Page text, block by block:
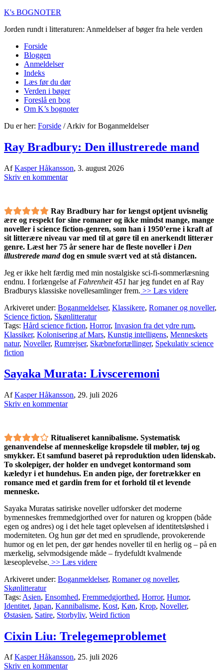
K's BOGNOTER
Jorden rundt i litteraturen: Anmeldelser af bøger fra hele verden
Forside
Bloggen
Anmeldelser
Indeks
Læs før du dør
Verden i bøger
Foreslå en bog
Om K’s bognoter
Du er her: Forside /Arkiv for Boganmeldelser
Ray Bradbury: Den illustrerede mand
AfKasper Håkansson, 3. august 2026
Skriv en kommentar
Ray Bradbury har for længst optjent uvisnelig
ære og respekt for sine romaner og ikke mindst mange, mange
noveller i science fiction-genren, som han i 1950’erne i kraft af
sit litterære niveau var med til at gøre til en anerkendt litterær
genre. Læst her 75 år senere har de fleste noveller i Den
illustrerede manddog en smule svært ved at stå distancen.
Jeg er ikke helt færdig med min nostalgiske sci-fi-sommerlæsning
endnu. I forlængelse af Fahrenheit 451 har jeg fundet en af Ray
Bradburys klassiske novellesamlinger frem. >> Læs videre
Arkiveret under: Boganmeldelser, Klassikere, Romaner og noveller,
Science fiction, Skønlitteratur
Tags: Hård science fiction, Horror, Invasion fra det ydre rum,
Klassiker, Kolonisering af Mars, Kunstig intelligens, Menneskets
natur, Noveller, Rumrejser, Skæbnefortællinger, Spekulativ science
fiction
Sayaka Murata: Livsceremoni
AfKasper Håkansson, 29. juli 2026
Skriv en kommentar
Ritualiseret kannibalisme. Systematisk
genanvendelse af menneskelige kropsdele til møbler, tøj og
smykker. Et samfund baseret på reproduktion uden lidenskab.
To skolepiger, der holder en undveget kontormand som
kæledyr i et hundehus. En anden pige, der foretrækker en
romance med et gardin frem for et forhold til et levende
menneske.
Sayaka Muratas satiriske noveller udforsker det moderne
bymenneskes fremmedgjorthed over for naturen og kroppen (både
egen og andres) og i det hele taget oplevelsen af identitetsløshed i
moderniteten. Og hun gør det med en sprudlende, provokerende
humor og en let pen, der gør hendes noveller til en herlig og – på en
mærkelig, selvmodsigende måde – frydefuldt kvalmende
læseoplevelse. >> Læs videre
Arkiveret under: Boganmeldelser, Romaner og noveller,
Skønlitteratur
Tags: Asien, Ensomhed, Fremmedgjorthed, Horror, Humor,
Identitet, Japan, Kannibalisme, Kost, Køn, Krop, Noveller,
Østasien, Satire, Storbyliv, Weird fiction
Cixin Liu: Trelegemeproblemet
AfKasper Håkansson, 25. juli 2026
Skriv en kommentar